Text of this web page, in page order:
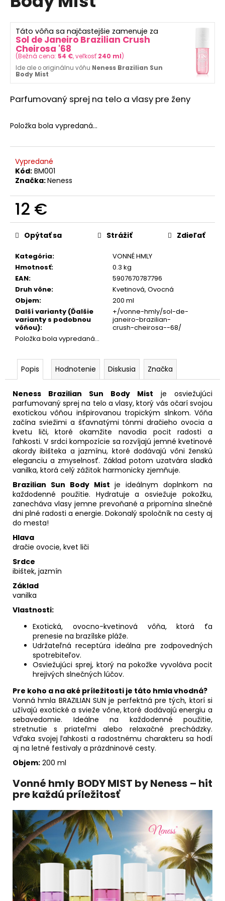
hviezdičiek.
Táto vôňa sa najčastejšie zamenuje za
Sol de Janeiro Brazilian Crush
Cheirosa '68
(Bežná cena: 54 €, veľkosť 240 ml)
Ide ale o originálnu vôňu Neness Brazilian Sun
Body Mist
Parfumovaný sprej na telo a vlasy pre ženy
Položka bola vypredaná…
Vypredané
Kód: BM001
Značka:Neness
12 €
Jednotková
cena:
Kategória:
VONNÉ HMLY
Hmotnosť:
0.3 kg
EAN:
5907670787796
Druh vône:
Kvetinová, Ovocná
Objem:
200 ml
Další varianty (Ďalšie
varianty s podobnou
vôňou):
+/vonne-hmly/sol-de-
janeiro-brazilian-
crush-cheirosa--68/
Položka bola vypredaná…
Opýtať sa Strážiť Zdieľať
Popis Hodnotenie Diskusia Značka
Neness Brazilian Sun Body Mist je osviežujúci
parfumovaný sprej na telo a vlasy, ktorý vás očarí svojou
exotickou vôňou inšpirovanou tropickým slnkom. Vôňa
začína sviežimi a šťavnatými tónmi dračieho ovocia a
kvetu liči, ktoré okamžite navodia pocit radosti a
ľahkosti. V srdci kompozície sa rozvíjajú jemné kvetinové
akordy ibišteka a jazmínu, ktoré dodávajú vôni ženskú
eleganciu a zmyselnosť. Základ potom uzatvára sladká
vanilka, ktorá celý zážitok harmonicky zjemňuje.
Brazilian Sun Body Mist je ideálnym doplnkom na
každodenné použitie. Hydratuje a osviežuje pokožku,
zanecháva vlasy jemne prevoňané a pripomína slnečné
dni plné radosti a energie. Dokonalý spoločník na cesty aj
do mesta!
Hlava
dračie ovocie, kvet liči
Srdce
ibištek, jazmín
Základ
vanilka
Vlastnosti:
Exotická, ovocno-kvetinová vôňa, ktorá ťa
prenesie na brazílske pláže.
Udržateľná receptúra ​​ideálna pre zodpovedných
spotrebiteľov.
Osviežujúci sprej, ktorý na pokožke vyvoláva pocit
hrejivých slnečných lúčov.
Pre koho a na aké príležitosti je táto hmla vhodná?
Vonná hmla BRAZILIAN SUN je perfektná pre tých, ktorí si
užívajú exotické a svieže vône, ktoré dodávajú energiu a
sebavedomie. Ideálne na každodenné použitie,
stretnutie s priateľmi alebo relaxačné prechádzky.
Vďaka svojej ľahkosti a radostnému charakteru sa hodí
aj na letné festivaly a prázdninové cesty.
Objem: 200 ml
Vonné hmly BODY MIST by Neness – hit
pre každú príležitosť
m
NENESS
SWEET
APPLE
+
13,50
€
15,50